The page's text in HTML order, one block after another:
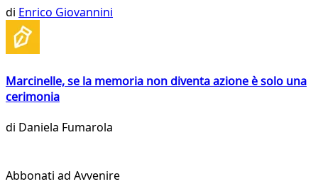
di Enrico Giovannini
Marcinelle, se la memoria non diventa azione è solo una
cerimonia
di Daniela Fumarola
Abbonati ad Avvenire